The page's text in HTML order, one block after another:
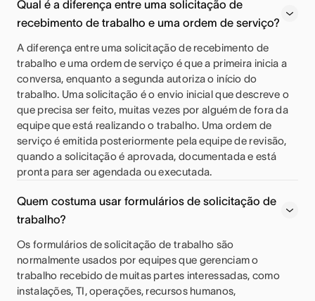
Qual é a diferença entre uma solicitação de
recebimento de trabalho e uma ordem de serviço?
A diferença entre uma solicitação de recebimento de
trabalho e uma ordem de serviço é que a primeira inicia a
conversa, enquanto a segunda autoriza o início do
trabalho. Uma solicitação é o envio inicial que descreve o
que precisa ser feito, muitas vezes por alguém de fora da
equipe que está realizando o trabalho. Uma ordem de
serviço é emitida posteriormente pela equipe de revisão,
quando a solicitação é aprovada, documentada e está
pronta para ser agendada ou executada.
Quem costuma usar formulários de solicitação de
trabalho?
Os formulários de solicitação de trabalho são
normalmente usados por equipes que gerenciam o
trabalho recebido de muitas partes interessadas, como
instalações, TI, operações, recursos humanos,